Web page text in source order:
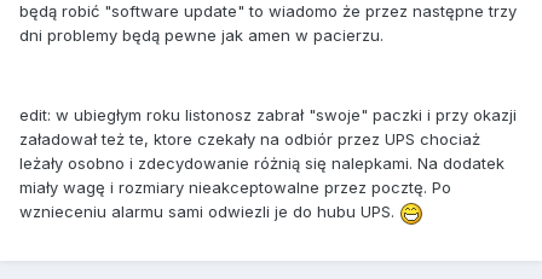
będą robić "software update" to wiadomo że przez następne trzy
dni problemy będą pewne jak amen w pacierzu.
edit: w ubiegłym roku listonosz zabrał "swoje" paczki i przy okazji
załadował też te, ktore czekały na odbiór przez UPS chociaż
leżały osobno i zdecydowanie różnią się nalepkami. Na dodatek
miały wagę i rozmiary nieakceptowalne przez pocztę. Po
wznieceniu alarmu sami odwiezli je do hubu UPS.